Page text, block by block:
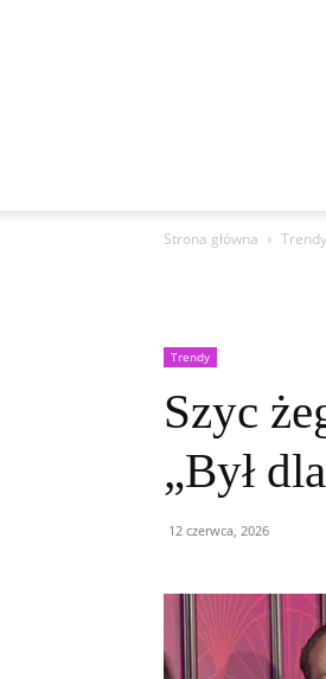
Strona główna Trendy
Trendy
Szyc
„Był
12 czerwca, 2026